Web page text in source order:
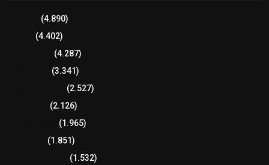
(4.890)
(4.402)
(4.287)
(3.341)
(2.527)
(2.126)
(1.965)
(1.851)
(1.532)